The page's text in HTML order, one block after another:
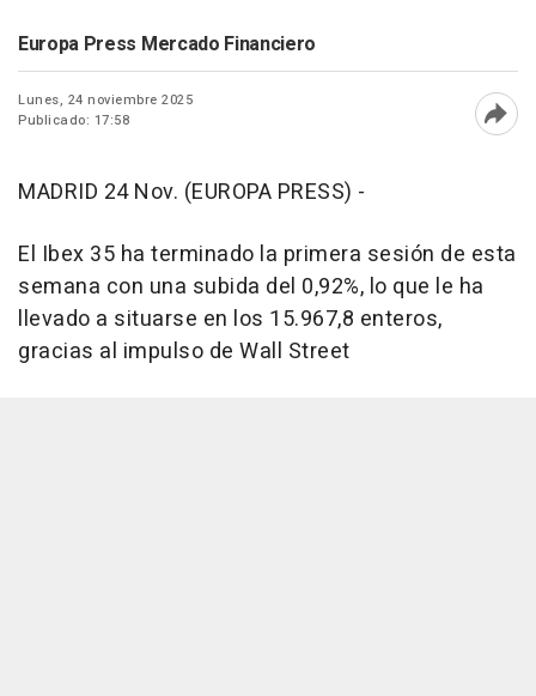
Europa Press Mercado Financiero
Lunes, 24 noviembre 2025
Publicado: 17:58
MADRID 24 Nov. (EUROPA PRESS) -
El Ibex 35 ha terminado la primera sesión de esta
semana con una subida del 0,92%, lo que le ha
llevado a situarse en los 15.967,8 enteros,
gracias al impulso de Wall Street